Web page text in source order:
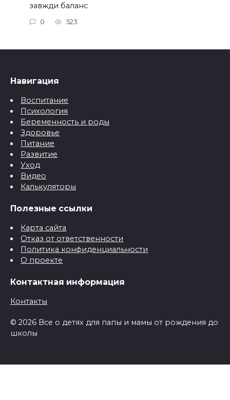
завжди баланс
0 523
Навигация
Воспитание
Психология
Беременность и роды
Здоровье
Питание
Развитие
Уход
Видео
Калькуляторы
Полезные ссылки
Карта сайта
Отказ от ответственности
Политика конфиденциальности
О проекте
Контактная информация
Контакты
© 2026 Все о детях для папы и мамы от рождения до
школы